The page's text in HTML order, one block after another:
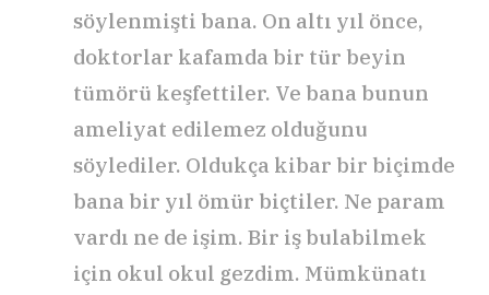
söylenmişti bana. On altı yıl önce,
doktorlar kafamda bir tür beyin
tümörü keşfettiler. Ve bana bunun
ameliyat edilemez olduğunu
söylediler. Oldukça kibar bir biçimde
bana bir yıl ömür biçtiler. Ne param
vardı ne de işim. Bir iş bulabilmek
için okul okul gezdim. Mümkünatı